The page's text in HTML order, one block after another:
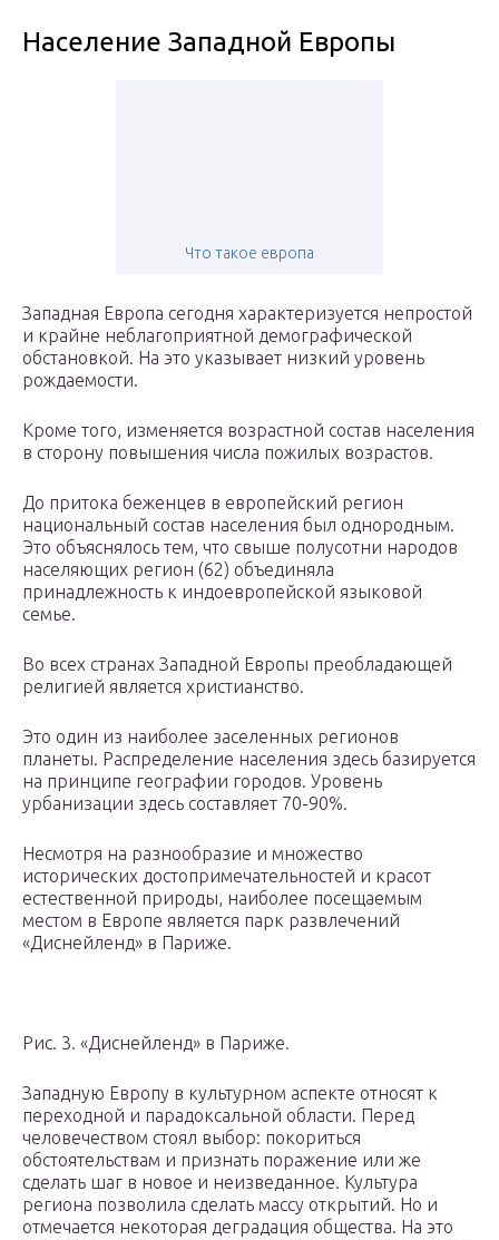
Население Западной Европы
Что такое европа
Западная Европа сегодня характеризуется непростой
и крайне неблагоприятной демографической
обстановкой. На это указывает низкий уровень
рождаемости.
Кроме того, изменяется возрастной состав населения
в сторону повышения числа пожилых возрастов.
До притока беженцев в европейский регион
национальный состав населения был однородным.
Это объяснялось тем, что свыше полусотни народов
населяющих регион (62) объединяла
принадлежность к индоевропейской языковой
семье.
Во всех странах Западной Европы преобладающей
религией является христианство.
Это один из наиболее заселенных регионов
планеты. Распределение населения здесь базируется
на принципе географии городов. Уровень
урбанизации здесь составляет 70-90%.
Несмотря на разнообразие и множество
исторических достопримечательностей и красот
естественной природы, наиболее посещаемым
местом в Европе является парк развлечений
«Диснейленд» в Париже.
Рис. 3. «Диснейленд» в Париже.
Западную Европу в культурном аспекте относят к
переходной и парадоксальной области. Перед
человечеством стоял выбор: покориться
обстоятельствам и признать поражение или же
сделать шаг в новое и неизведанное. Культура
региона позволила сделать массу открытий. Но и
отмечается некоторая деградация общества. На это